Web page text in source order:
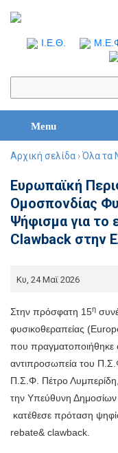
I.Ε.Θ.
Menu
Αρχική σελίδα ›Όλα τα
Ευρωπαϊκή
Ομοσπονδίας
Ψήφισμα για το
Clawback στην
Κυ, 24 Μαϊ 2026
Στην πρόσφατη 15η
φυσικοθεραπείας
που πραγματοποιήθηκε
αντιπροσωπεία του
Π.Σ.Φ. Πέτρο
την Υπεύθυνη
κατέθεσε πρόταση
rebate& clawback.